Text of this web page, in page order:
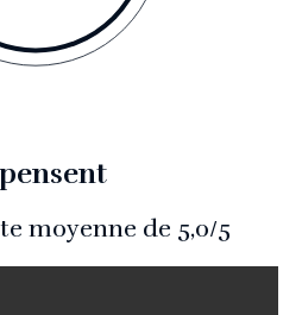
moyenne de 5,0/5